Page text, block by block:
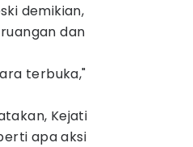
demikian,
dan
terbuka,"
Kejati
apa aksi